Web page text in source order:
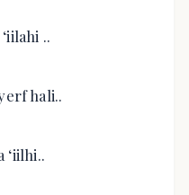
..
hali..
‘iilhi..